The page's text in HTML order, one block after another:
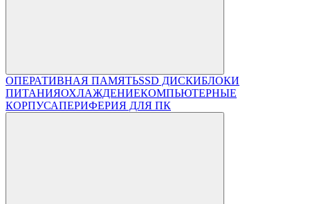
ОПЕРАТИВНАЯ ПАМЯТЬSSD ДИСКИБЛОКИ
ПИТАНИЯОХЛАЖДЕНИЕКОМПЬЮТЕРНЫЕ
КОРПУСАПЕРИФЕРИЯ ДЛЯ ПК